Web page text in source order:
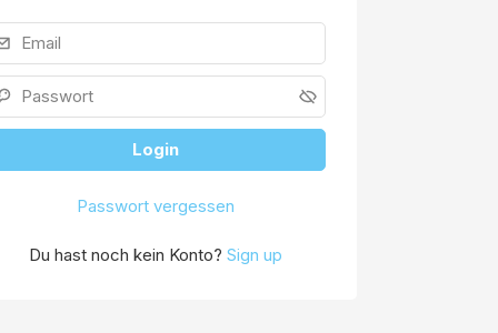
Login
Passwort vergessen
Du hast noch kein Konto? Sign up